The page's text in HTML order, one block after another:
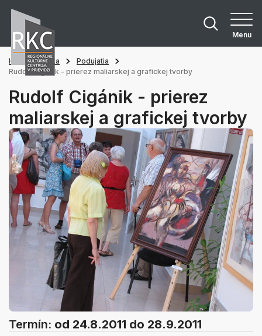
Menu
Hlavná stránka
Podujatia
Rudolf Cigánik - prierez maliarskej a grafickej tvorby
Rudolf Cigánik - prierez
maliarskej a grafickej tvorby
Termín: od 24.8.2011 do 28.9.2011